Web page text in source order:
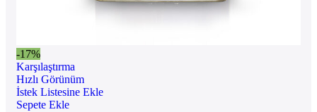
-17%
Karşılaştırma
Hızlı Görünüm
İstek Listesine Ekle
Sepete Ekle